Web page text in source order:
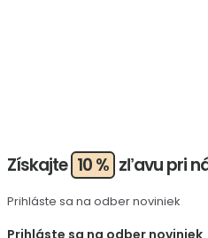
Získajte 10 % zľavu pri
Prihláste sa na odber noviniek